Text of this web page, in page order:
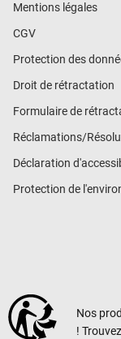
Mentions légales
CGV
Protection des
Droit de rétractation
Formulaire de
Réclamations/
Déclaration
Protection de
Nos
!